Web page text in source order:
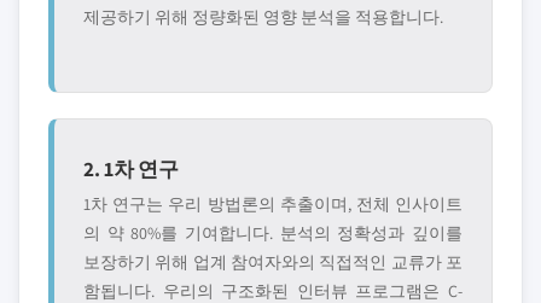
제공하기 위해 정량화된 영향 분석을 적용합니다.
2. 1차 연구
1차 연구는 우리 방법론의 추출이며, 전체 인사이트
의 약 80%를 기여합니다. 분석의 정확성과 깊이를
보장하기 위해 업계 참여자와의 직접적인 교류가 포
함됩니다. 우리의 구조화된 인터뷰 프로그램은 C-